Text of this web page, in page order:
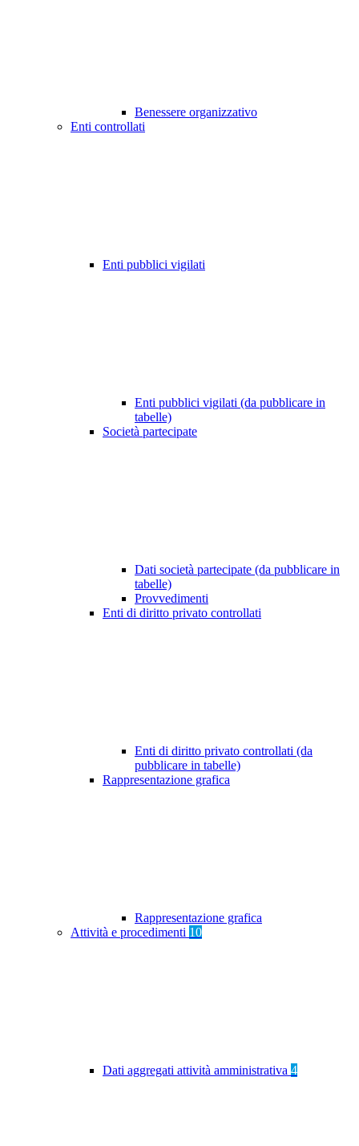
Benessere organizzativo
Enti controllati
Enti pubblici vigilati
Enti pubblici vigilati (da pubblicare in
tabelle)
Società partecipate
Dati società partecipate (da pubblicare in
tabelle)
Provvedimenti
Enti di diritto privato controllati
Enti di diritto privato controllati (da
pubblicare in tabelle)
Rappresentazione grafica
Rappresentazione grafica
Attività e procedimenti 10
Dati aggregati attività amministrativa 4